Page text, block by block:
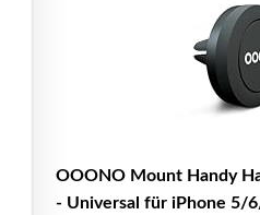
OOONO Mount Handy
- Universal für iPhone